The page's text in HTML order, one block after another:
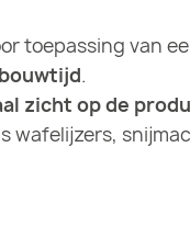
toepassing van
.
zicht op de
wafelijzers,